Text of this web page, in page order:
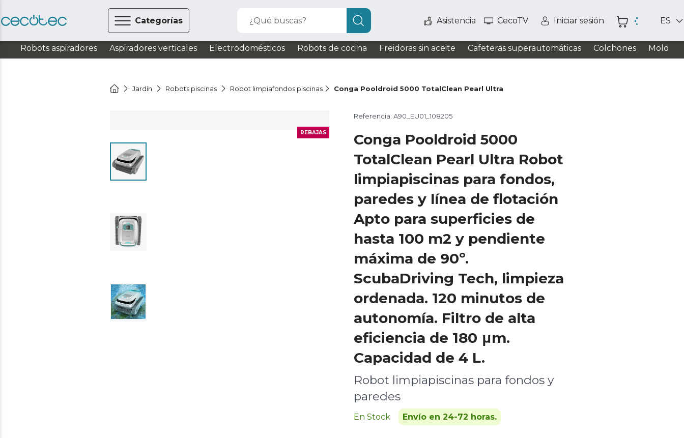
Categorías ¿Qué buscas? Asistencia CecoTV Iniciar sesión ES
Robots aspiradores Aspiradores verticales Electrodomésticos Robots de cocina Freidoras sin aceite Cafeteras superautomáticas Colchones
Jardín Robots piscinas Robot limpiafondos piscinas Conga Pooldroid 5000 TotalClean Pearl Ultra
REBAJAS
Referencia: A90_EU01_108205
Conga Pooldroid 5000
TotalClean Pearl Ultra Robot
limpiapiscinas para fondos,
paredes y línea de flotación
Apto para superficies de
hasta 100 m2 y pendiente
máxima de 90º.
ScubaDriving Tech, limpieza
ordenada. 120 minutos de
autonomía. Filtro de alta
eficiencia de 180 μm.
Capacidad de 4 L.
Robot limpiapiscinas para fondos y
paredes
En Stock Envío en 24-72 horas.